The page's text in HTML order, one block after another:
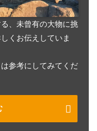
、未曾有の大物に挑
くお伝えしていま
参考にしてみてくだ